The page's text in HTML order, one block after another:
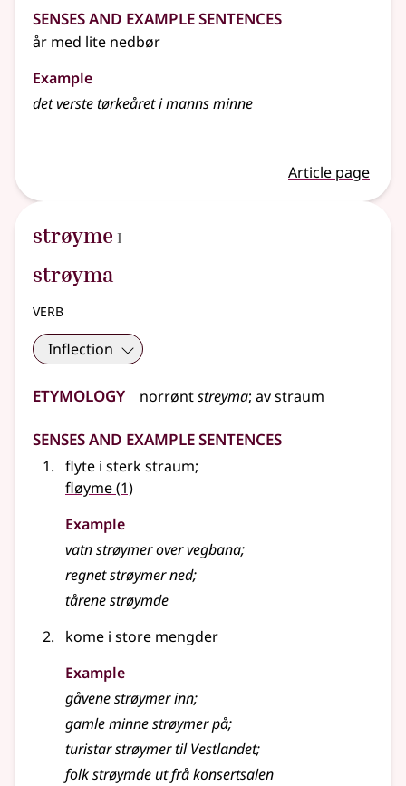
Senses and Example Sentences
år med lite nedbør
Example
det verste tørkeåret i manns minne
Article page
strøyme 1
I
strøyma
verb
Inflection
Etymology norrøntstreyma; avstraum
Senses and Example Sentences
flyte i sterk straum;
fløyme(1)
Example
vatn strøymer over vegbana;
regnetstrøymerned;
tårene strøymde
kome i store mengder
Example
gåvenestrøymerinn;
gamle minnestrøymerpå;
turistar strøymer til Vestlandet;
folk strøymde ut frå konsertsalen